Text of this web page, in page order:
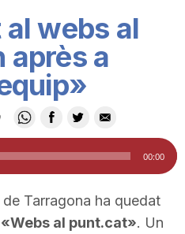
webs al
après a
00:00
de Tarragona ha quedat
«Webs al punt.cat». Un